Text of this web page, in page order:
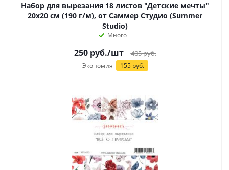
Набор для вырезания 18 листов "Детские мечты"
20х20 см (190 г/м), от Саммер Студио (Summer
Studio)
Много
250руб./шт 405руб.
Экономия 155 руб.